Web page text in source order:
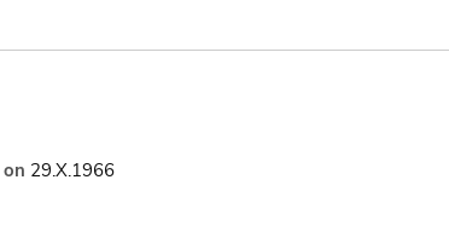
on 29.X.1966